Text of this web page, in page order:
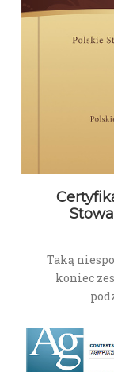
Taką
koniec